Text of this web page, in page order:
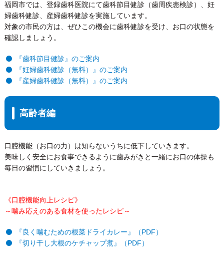
福岡市では、登録歯科医院にて歯科節目健診（歯周疾患検診）、妊
婦歯科健診、産婦歯科健診を実施しています。
対象の市民の方は、ぜひこの機会に歯科健診を受け、お口の状態を
確認しましょう。
『歯科節目健診』のご案内
『妊婦歯科健診（無料）』のご案内
『産婦歯科健診（無料）』のご案内
高齢者編
口腔機能（お口の力）は知らないうちに低下していきます。
美味しく安全にお食事できるように歯みがきと一緒にお口の体操も
毎日の習慣にしていきましょう。
《口腔機能向上レシピ》
～噛み応えのある食材を使ったレシピ～
『良く噛むための根菜ドライカレー』（PDF）
『切り干し大根のケチャップ煮』（PDF）